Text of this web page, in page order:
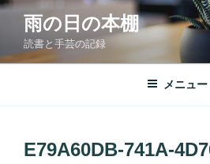
コ
ン
へ
雨の日の本棚
読書と手芸の記録
メニュー
E79A60DB-741A-